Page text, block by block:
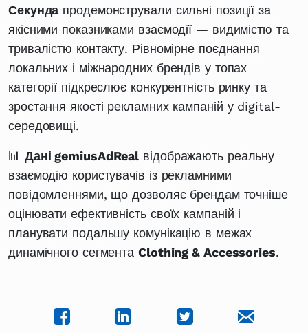
Секунда продемонстрували сильні позиції за
якісними показниками взаємодії — видимістю та
тривалістю контакту. Рівномірне поєднання
локальних і міжнародних брендів у топах
категорії підкреслює конкурентність ринку та
зростання якості рекламних кампаній у digital-
середовищі.
📊 Дані gemiusAdReal відображають реальну
взаємодію користувачів із рекламними
повідомленнями, що дозволяє брендам точніше
оцінювати ефективність своїх кампаній і
планувати подальшу комунікацію в межах
динамічного сегмента Clothing & Accessories.